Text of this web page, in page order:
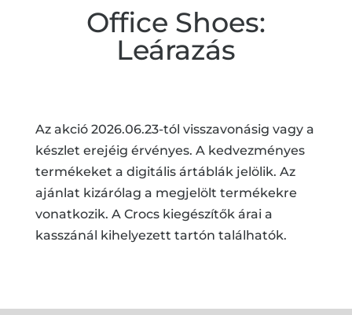
Office Shoes:
Leárazás
Az akció 2026.06.23-tól visszavonásig vagy a
készlet erejéig érvényes. A kedvezményes
termékeket a digitális ártáblák jelölik. Az
ajánlat kizárólag a megjelölt termékekre
vonatkozik. A Crocs kiegészítők árai a
kasszánál kihelyezett tartón találhatók.